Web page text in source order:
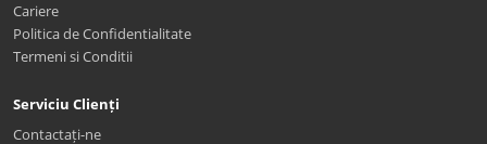
Cariere
Politica de Confidentialitate
Termeni si Conditii
Serviciu Clienți
Contactați-ne